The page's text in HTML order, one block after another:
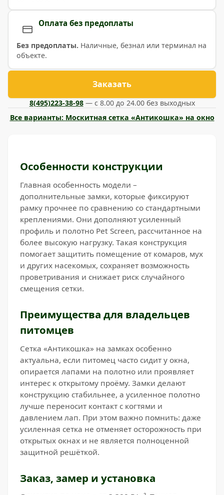
Оплата без предоплаты
Без предоплаты. Наличные, безнал или терминал на
объекте.
Заказать
8(495)223-38-98— с 8.00 до 24.00 без выходных
Все варианты: Москитная сетка «Антикошка» на окно
Особенности конструкции
Главная особенность модели –
дополнительные замки, которые фиксируют
рамку прочнее по сравнению со стандартными
креплениями. Они дополняют усиленный
профиль и полотно Pet Screen, рассчитанное на
более высокую нагрузку. Такая конструкция
помогает защитить помещение от комаров, мух
и других насекомых, сохраняет возможность
проветривания и снижает риск случайного
смещения сетки.
Преимущества для владельцев
питомцев
Сетка «Антикошка» на замках особенно
актуальна, если питомец часто сидит у окна,
опирается лапами на полотно или проявляет
интерес к открытому проёму. Замки делают
конструкцию стабильнее, а усиленное полотно
лучше переносит контакт с когтями и
давлением лап. При этом важно помнить: даже
усиленная сетка не отменяет осторожность при
открытых окнах и не является полноценной
защитной решёткой.
Заказ, замер и установка